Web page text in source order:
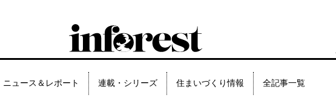
ニュース＆レポート 連載・シリーズ 住まいづくり情報 全記事一覧